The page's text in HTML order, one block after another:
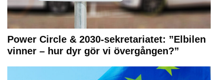
Power Circle & 2030-sekretariatet: ”Elbilen
vinner – hur dyr gör vi övergången?”